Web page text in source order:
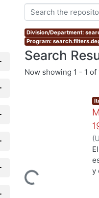
Division/Department:
Program:
Search
Now showing 1 - 1 of
Loading...
(
y